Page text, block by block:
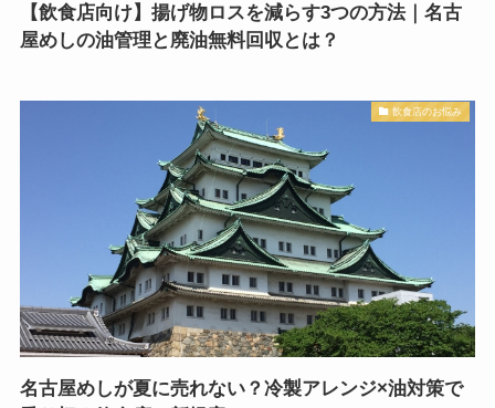
【飲食店向け】揚げ物ロスを減らす3つの方法｜名古
屋めしの油管理と廃油無料回収とは？
飲食店のお悩み
名古屋めしが夏に売れない？冷製アレンジ×油対策で